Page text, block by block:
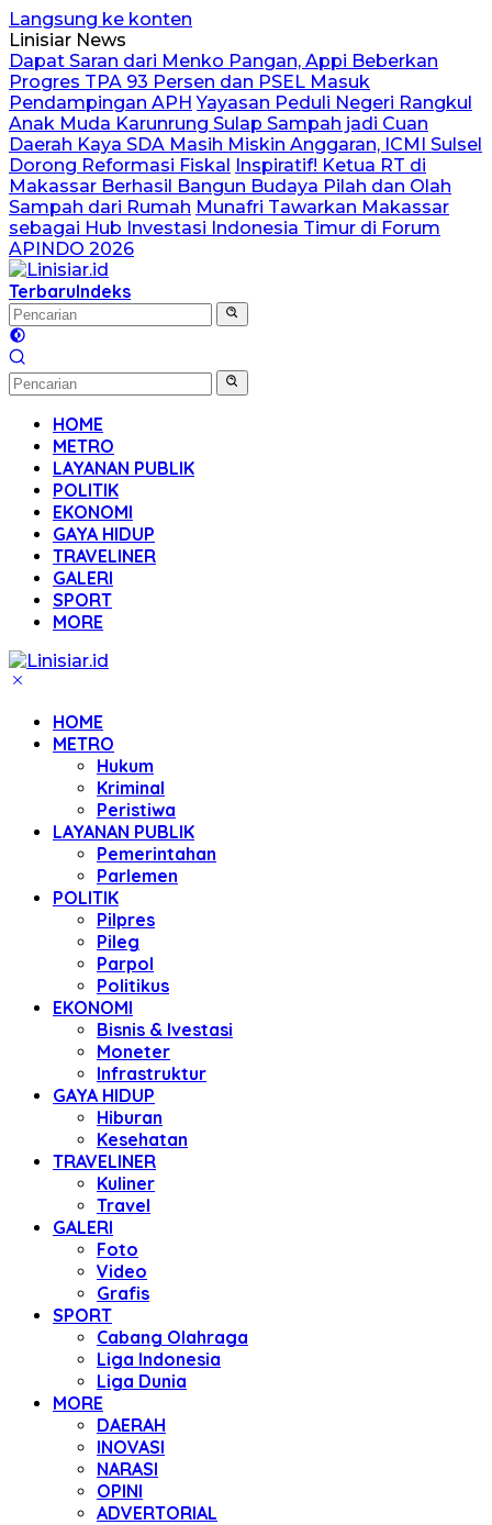
Langsung ke konten
Linisiar News
Dapat Saran dari Menko Pangan, Appi Beberkan
Progres TPA 93 Persen dan PSEL Masuk
Pendampingan APH Yayasan Peduli Negeri Rangkul
Anak Muda Karunrung Sulap Sampah jadi Cuan
Daerah Kaya SDA Masih Miskin Anggaran, ICMI Sulsel
Dorong Reformasi Fiskal Inspiratif! Ketua RT di
Makassar Berhasil Bangun Budaya Pilah dan Olah
Sampah dari Rumah Munafri Tawarkan Makassar
sebagai Hub Investasi Indonesia Timur di Forum
APINDO 2026
TerbaruIndeks
HOME
METRO
LAYANAN PUBLIK
POLITIK
EKONOMI
GAYA HIDUP
TRAVELINER
GALERI
SPORT
MORE
HOME
METRO
Hukum
Kriminal
Peristiwa
LAYANAN PUBLIK
Pemerintahan
Parlemen
POLITIK
Pilpres
Pileg
Parpol
Politikus
EKONOMI
Bisnis & Ivestasi
Moneter
Infrastruktur
GAYA HIDUP
Hiburan
Kesehatan
TRAVELINER
Kuliner
Travel
GALERI
Foto
Video
Grafis
SPORT
Cabang Olahraga
Liga Indonesia
Liga Dunia
MORE
DAERAH
INOVASI
NARASI
OPINI
ADVERTORIAL